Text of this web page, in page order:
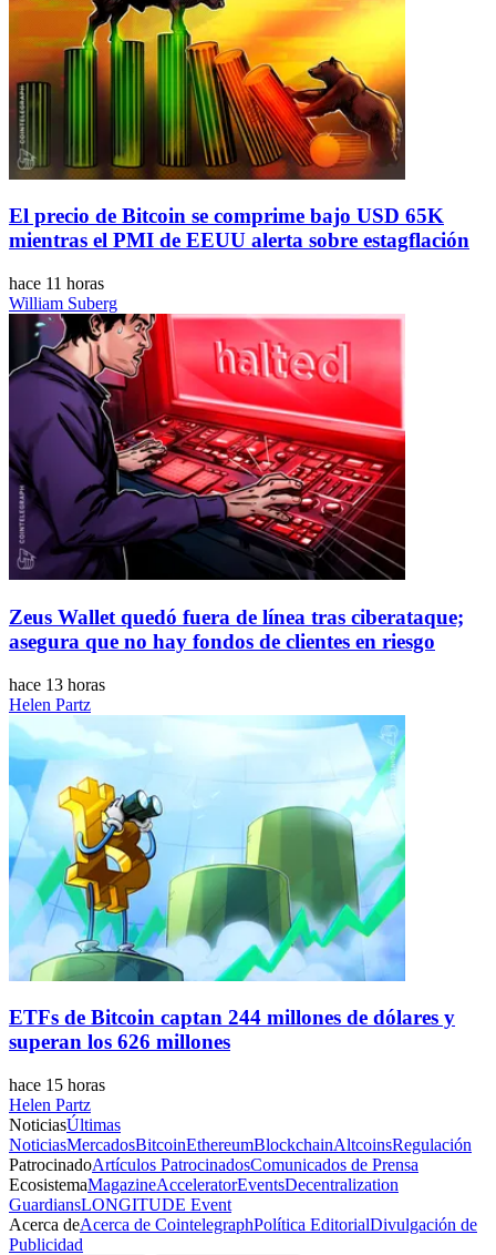
El precio de Bitcoin se comprime bajo USD 65K
mientras el PMI de EEUU alerta sobre estagflación
hace 11 horas
William Suberg
Zeus Wallet quedó fuera de línea tras ciberataque;
asegura que no hay fondos de clientes en riesgo
hace 13 horas
Helen Partz
ETFs de Bitcoin captan 244 millones de dólares y
superan los 626 millones
hace 15 horas
Helen Partz
NoticiasÚltimas
NoticiasMercadosBitcoinEthereumBlockchainAltcoinsRegulación
PatrocinadoArtículos PatrocinadosComunicados de Prensa
EcosistemaMagazineAcceleratorEventsDecentralization
GuardiansLONGITUDE Event
Acerca deAcerca de CointelegraphPolítica EditorialDivulgación de
Publicidad